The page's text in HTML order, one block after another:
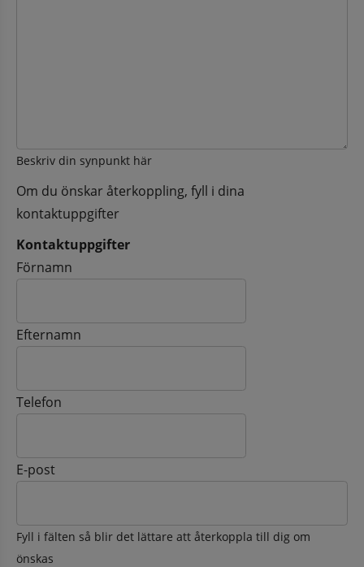
Beskriv din synpunkt här
Om du önskar återkoppling, fyll i dina
kontaktuppgifter
Kontaktuppgifter
Kontaktuppgifter
Förnamn
Efternamn
Telefon
E-post
Fyll i fälten så blir det lättare att återkoppla till dig om
önskas